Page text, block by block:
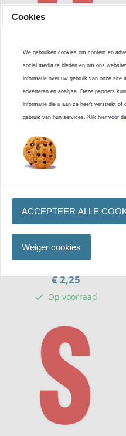
€ 2,25
check Op voorraad
€ 2,25
check Op voorraad
Cookies
We gebruiken cookies om content en
social media te bieden en om ons
informatie over uw gebruik van onze site
adverteren en analyse. Deze partners
informatie die u aan ze heeft verstrekt of
gebruik van hun services. Klik hier voor
ACCEPTEER ALLE
Weiger cookies